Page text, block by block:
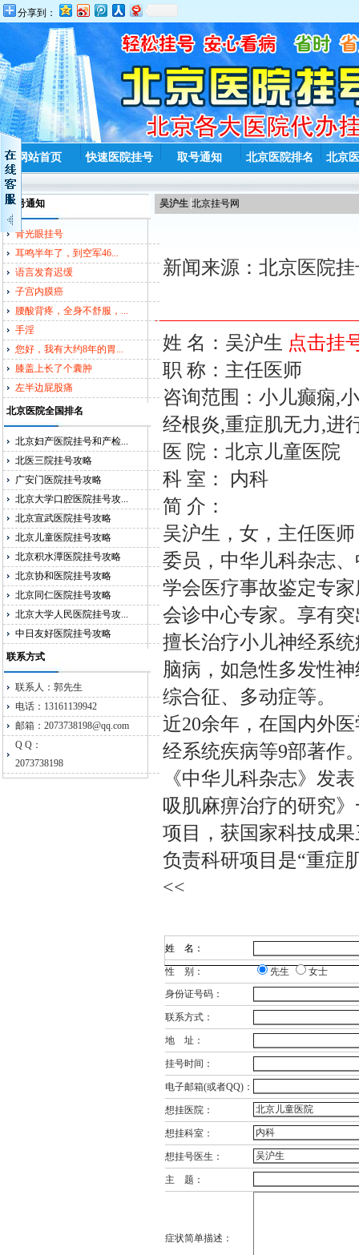
分享到：
网站首页 快速医院挂号 取号通知 北京医院排名 北京
取号通知
青光眼挂号
耳鸣半年了，到空军46...
语言发育迟缓
子宫内膜癌
腰酸背疼，全身不舒服，...
手淫
您好，我有大约8年的胃...
膝盖上长了个囊肿
左半边屁股痛
北京医院全国排名
北京妇产医院挂号和产检...
北医三院挂号攻略
广安门医院挂号攻略
北京大学口腔医院挂号攻...
北京宣武医院挂号攻略
北京儿童医院挂号攻略
北京积水潭医院挂号攻略
北京协和医院挂号攻略
北京同仁医院挂号攻略
北京大学人民医院挂号攻...
中日友好医院挂号攻略
联系方式
联系人：郭先生
电话：13161139942
邮箱：2073738198@qq.com
Q Q：
2073738198
吴沪生 北京挂号网
新闻来源：北京医院
姓 名：吴沪生 点击挂
职 称：主任医师
咨询范围：小儿癫痫,
经根炎,重症肌无力,进
医 院：北京儿童医院
科 室： 内科
简 介：
吴沪生，女，主任医
委员，中华儿科杂志
学会医疗事故鉴定专
会诊中心专家。享有
擅长治疗小儿神经系
脑病，如急性多发性
综合征、多动症等。
近20余年，在国内外
经系统疾病等9部著作
《中华儿科杂志》发
吸肌麻痹治疗的研究
项目，获国家科技成
负责科研项目是“重症
<<
姓 名：
性 别： 先生
女士
身份证号码：
联系方式：
地 址：
挂号时间：
电子邮箱(或者QQ)：
想挂医院：
想挂科室：
想挂号医生：
主 题：
症状简单描述：